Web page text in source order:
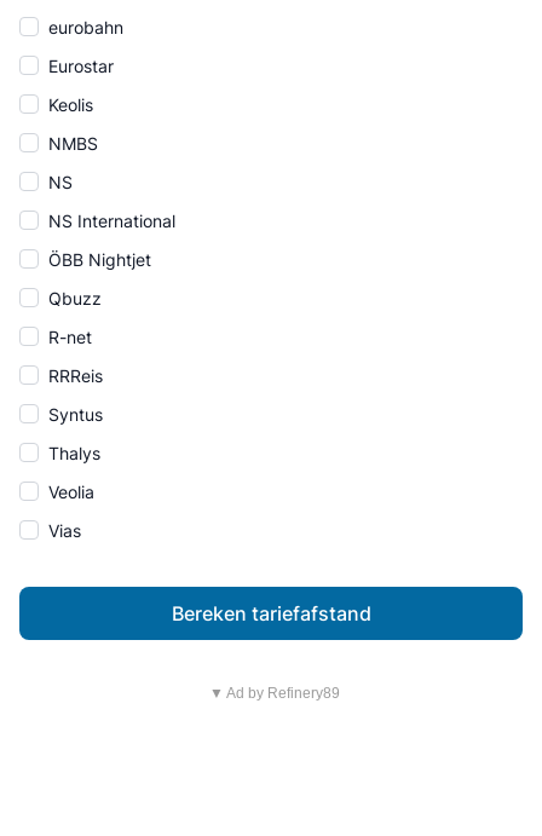
eurobahn
Eurostar
Keolis
NMBS
NS
NS International
ÖBB Nightjet
Qbuzz
R-net
RRReis
Syntus
Thalys
Veolia
Vias
Bereken tariefafstand
▼ Ad by Refinery89